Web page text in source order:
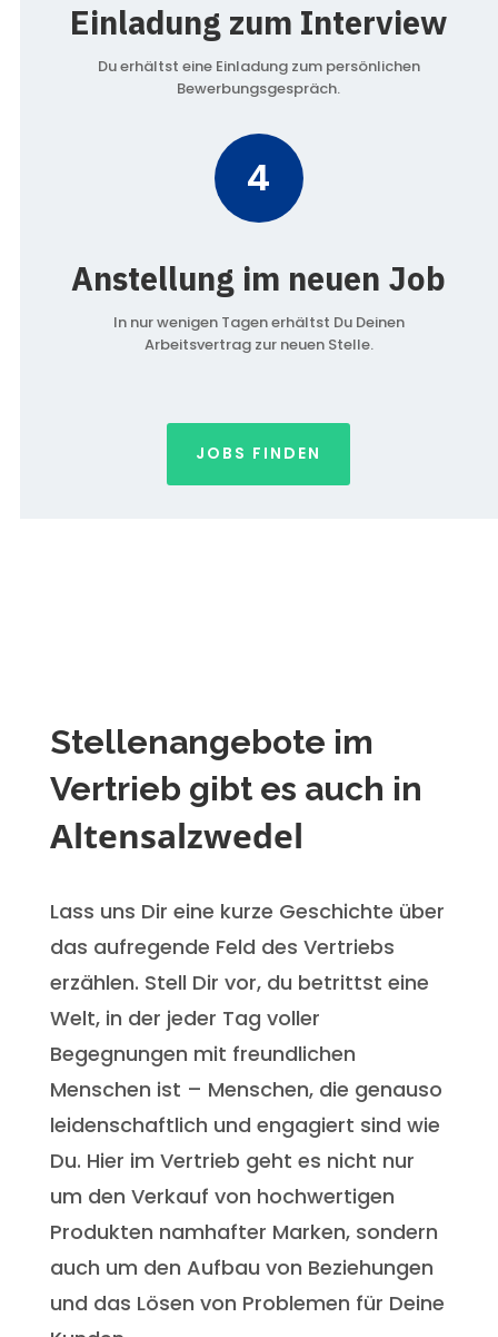
Einladung zum Interview
Du erhältst eine Einladung zum persönlichen
Bewerbungsgespräch.
4
Anstellung im neuen Job
In nur wenigen Tagen erhältst Du Deinen
Arbeitsvertrag zur neuen Stelle.
JOBS FINDEN
Stellenangebote im
Vertrieb gibt es auch in
Altensalzwedel
Lass uns Dir eine kurze Geschichte über
das aufregende Feld des Vertriebs
erzählen. Stell Dir vor, du betrittst eine
Welt, in der jeder Tag voller
Begegnungen mit freundlichen
Menschen ist – Menschen, die genauso
leidenschaftlich und engagiert sind wie
Du. Hier im Vertrieb geht es nicht nur
um den Verkauf von hochwertigen
Produkten namhafter Marken, sondern
auch um den Aufbau von Beziehungen
und das Lösen von Problemen für Deine